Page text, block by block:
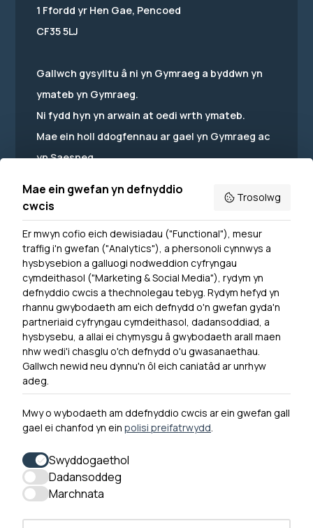
Dewislen Troedyn
Newyddion
Ymuno â ni
Hygyrchedd
Hysbysiad Preifatrwydd
Cysylltu â ni
0300 790 0203 Mae ein llinell ffôn ar agor rhwng 10yb-
4yp Dydd Llun - Dydd Gwener
1 Ffordd yr Hen Gae, Pencoed
CF35 5LJ
Gallwch gysylltu â ni yn Gymraeg a byddwn yn
ymateb yn Gymraeg.
Ni fydd hyn yn arwain at oedi wrth ymateb.
Mae ein holl ddogfennau ar gael yn Gymraeg ac
yn Saesneg.
Powered by Translate
Mae ein gwefan yn defnyddio
cwcis
Trosolwg
Er mwyn cofio eich dewisiadau ("Functional"), mesur
traffig i'n gwefan ("Analytics"), a phersonoli cynnwys a
hysbysebion a galluogi nodweddion cyfryngau
cymdeithasol ("Marketing & Social Media"), rydym yn
defnyddio cwcis a thechnolegau tebyg. Rydym hefyd yn
rhannu gwybodaeth am eich defnydd o'n gwefan gyda'n
partneriaid cyfryngau cymdeithasol, dadansoddiad, a
hysbysebu, a allai ei chymysgu â gwybodaeth arall maen
nhw wedi'i chasglu o'ch defnydd o'u gwasanaethau.
Gallwch newid neu dynnu'n ôl eich caniatâd ar unrhyw
adeg.
Mwy o wybodaeth am ddefnyddio cwcis ar ein gwefan gall
gael ei chanfod yn ein polisi preifatrwydd.
Swyddogaethol
Dadansoddeg
Marchnata